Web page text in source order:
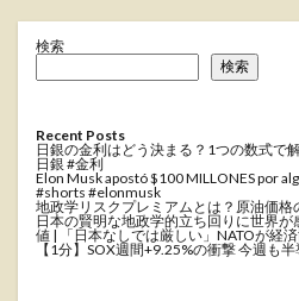
検索
検索
Recent Posts
日銀の金利はどう決まる？1つの数式で
日銀 #金利
Elon Musk apostó $100 MILLONES por
#shorts #elonmusk
地政学リスクプレミアムとは？原油価格
日本の賢明な地政学的立ち回りに世界
値 | 「日本なしでは厳しい」NATOが経
【1分】SOX週間+9.25%の衝撃 今週も